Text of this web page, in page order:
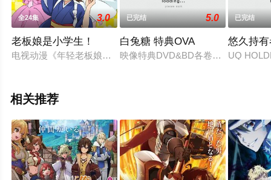
晓（全185集），手机免费观看高清未删减完整版动漫全集
就上飘花影院，更多相关信息可移步至豆瓣动漫、电视猫
或剧情网等平台了解。
。
全24集 3.0
老板娘是小学生！
电视动漫《年轻老板娘是小学生！》动画改编自令丈弘子创作
已完结 5.0
白兔糖 特典OVA
映像特典DVD&BD各卷收录的原创
已完结
悠久持
UQ
相关推荐